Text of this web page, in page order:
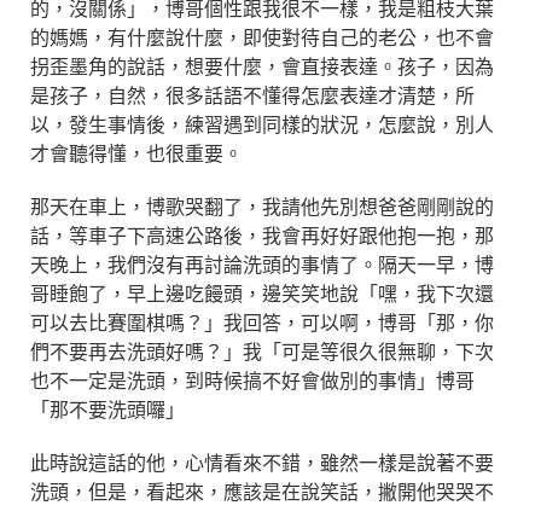
的，沒關係」，博哥個性跟我很不一樣，我是粗枝大葉
的媽媽，有什麼說什麼，即使對待自己的老公，也不會
拐歪墨角的說話，想要什麼，會直接表達。孩子，因為
是孩子，自然，很多話語不懂得怎麼表達才清楚，所
以，發生事情後，練習遇到同樣的狀況，怎麼說，別人
才會聽得懂，也很重要。
那天在車上，博歌哭翻了，我請他先別想爸爸剛剛說的
話，等車子下高速公路後，我會再好好跟他抱一抱，那
天晚上，我們沒有再討論洗頭的事情了。隔天一早，博
哥睡飽了，早上邊吃饅頭，邊笑笑地說「嘿，我下次還
可以去比賽圍棋嗎？」我回答，可以啊，博哥「那，你
們不要再去洗頭好嗎？」我「可是等很久很無聊，下次
也不一定是洗頭，到時候搞不好會做別的事情」博哥
「那不要洗頭囉」
此時說這話的他，心情看來不錯，雖然一樣是說著不要
洗頭，但是，看起來，應該是在說笑話，撇開他哭哭不